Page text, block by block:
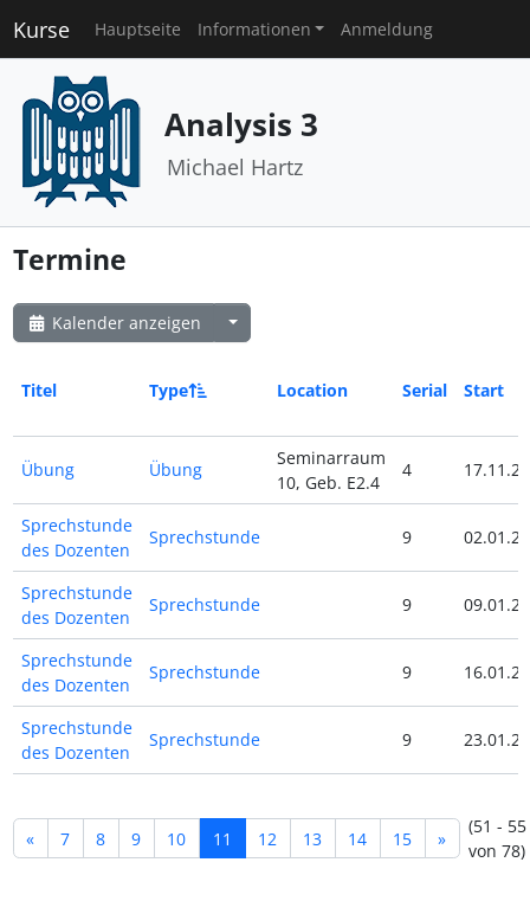
Kurse Hauptseite Informationen Anmeldung
Analysis 3
Michael Hartz
Termine
Kalender anzeigen
Titel Type Location Serial Start
Übung Übung
Seminarraum
10, Geb. E2.4
4 17.11.23
Sprechstunde
des Dozenten
Sprechstunde 9 02.01.24
Sprechstunde
des Dozenten
Sprechstunde 9 09.01.24
Sprechstunde
des Dozenten
Sprechstunde 9 16.01.24
Sprechstunde
des Dozenten
Sprechstunde 9 23.01.24
« 7 8 9 10 11 12 13 14 15 »
(51 - 55
von 78)